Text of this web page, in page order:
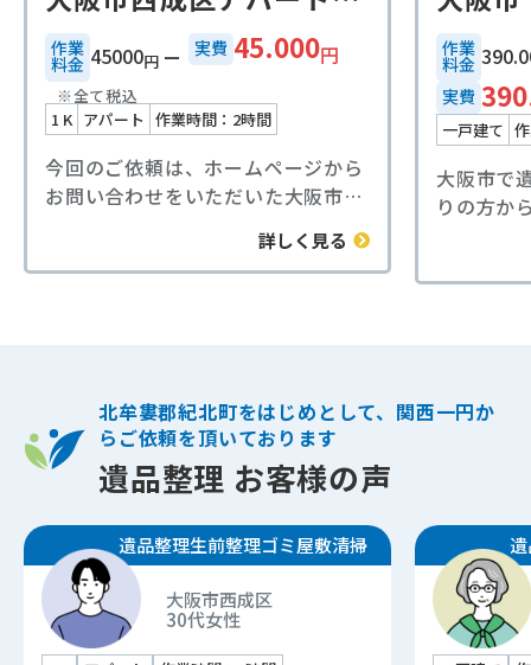
1 K アパート 作業時間：2時間
作業
料金 45000円
実費 45.000円
※全て税込
今回のご依頼は、ホームページから
お問い合わせをいただいた大阪市西
間取りは1Kのお部屋で、室内の汚れ
がかなり進んでいる状態でした。
作業に加えて、家財の搬出後にクロ
ス（壁紙）や床材の剥がし作業も行
いました。
できたので助かった」「こんなにき
れいになるとは思わなかった」と喜
びの声をいただきました。
このようなケースでは、遺品整理と
あわせて原状回復に向けた下地作業
詳しく見る
一戸建て
作業
料金
実費
大阪市で
りの方か
ご納得い
力に自信
新鮮な空
部屋へ
様からも
ました。
当社では
北牟婁郡紀北町をはじめとして、関西一円か
らご依頼を頂いております
遺品整理 お客様の声
遺品整理生前整理ゴミ屋敷清掃
大阪市西成区
30代女性